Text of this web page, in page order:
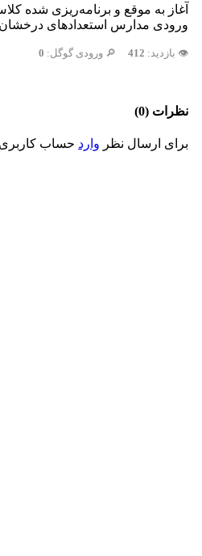
آغاز به موقع و برنامه‌ریزی شده
ورودی مدارس استعدادهای درخشان
👁️ بازدید: 412 🔎 ورودی گوگل: 0
نظرات (0)
برای ارسال نظر وارد حساب